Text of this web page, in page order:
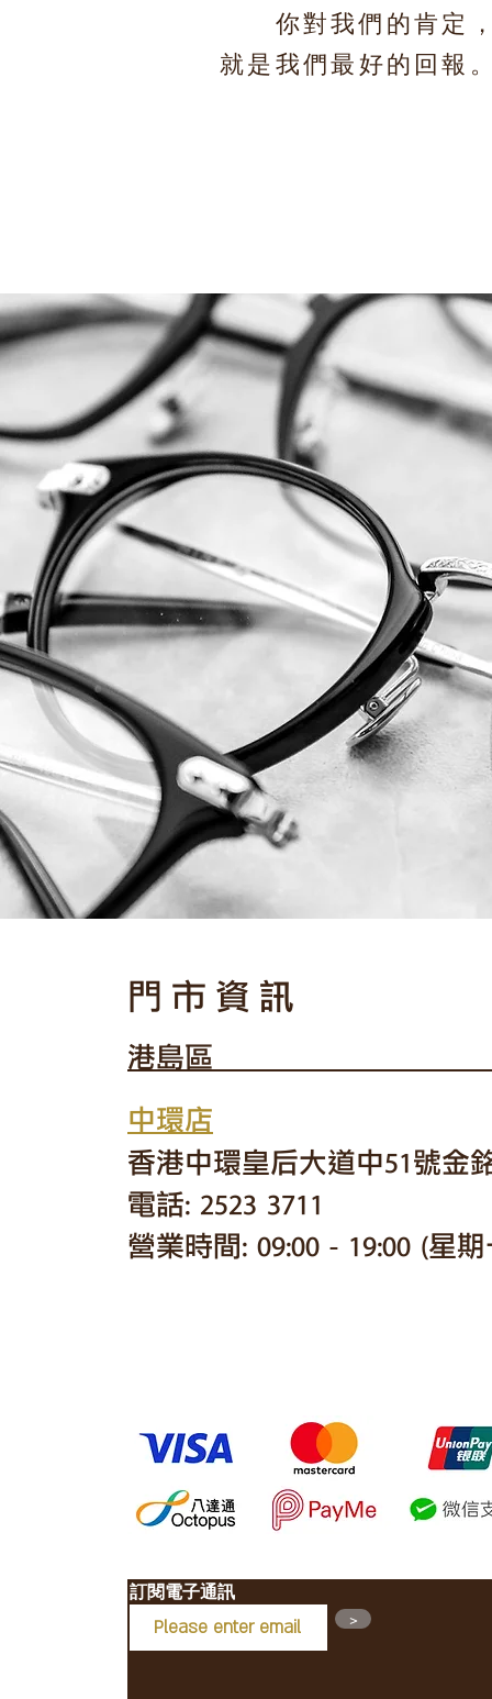
你對我們的肯定
就是我們最好的回報
門市資訊
港島
中環店
香港中環皇后大道中51號金
電話: 2523 3711
營業時間: 09:00 - 19:00 (星
訂閱電子通訊​
>